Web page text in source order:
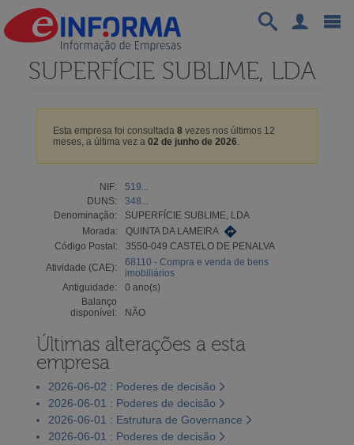
SUPERFÍCIE SUBLIME, LDA
Esta empresa foi consultada 8vezes nos últimos 12
meses, a última vez a 02 de junho de 2026.
NIF:
519...
DUNS:
348...
Denominação:
SUPERFÍCIE SUBLIME, LDA
Morada:
QUINTA DA LAMEIRA
Código Postal:
3550-049 CASTELO DE PENALVA
Atividade (CAE):
68110 - Compra e venda de bens
imobiliários
Antiguidade:
0 ano(s)
Balanço
disponível:
NÃO
Últimas alterações a esta
empresa
2026-06-02 : Poderes de decisão
2026-06-01 : Poderes de decisão
2026-06-01 : Estrutura de Governance
2026-06-01 : Poderes de decisão